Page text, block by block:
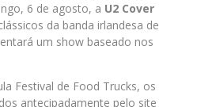
6 de agosto, a U2 Cover
da banda irlandesa de
um show baseado nos
Festival de Food Trucks, os
antecipadamente pelo site